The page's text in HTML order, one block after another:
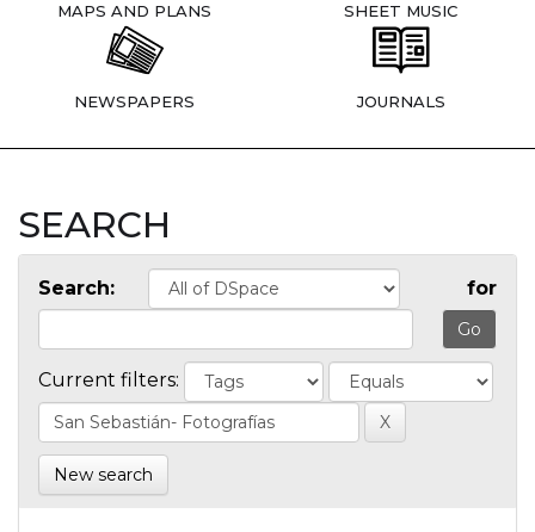
MAPS AND PLANS SHEET MUSIC
NEWSPAPERS JOURNALS
SEARCH
Search: for
Current filters:
New search